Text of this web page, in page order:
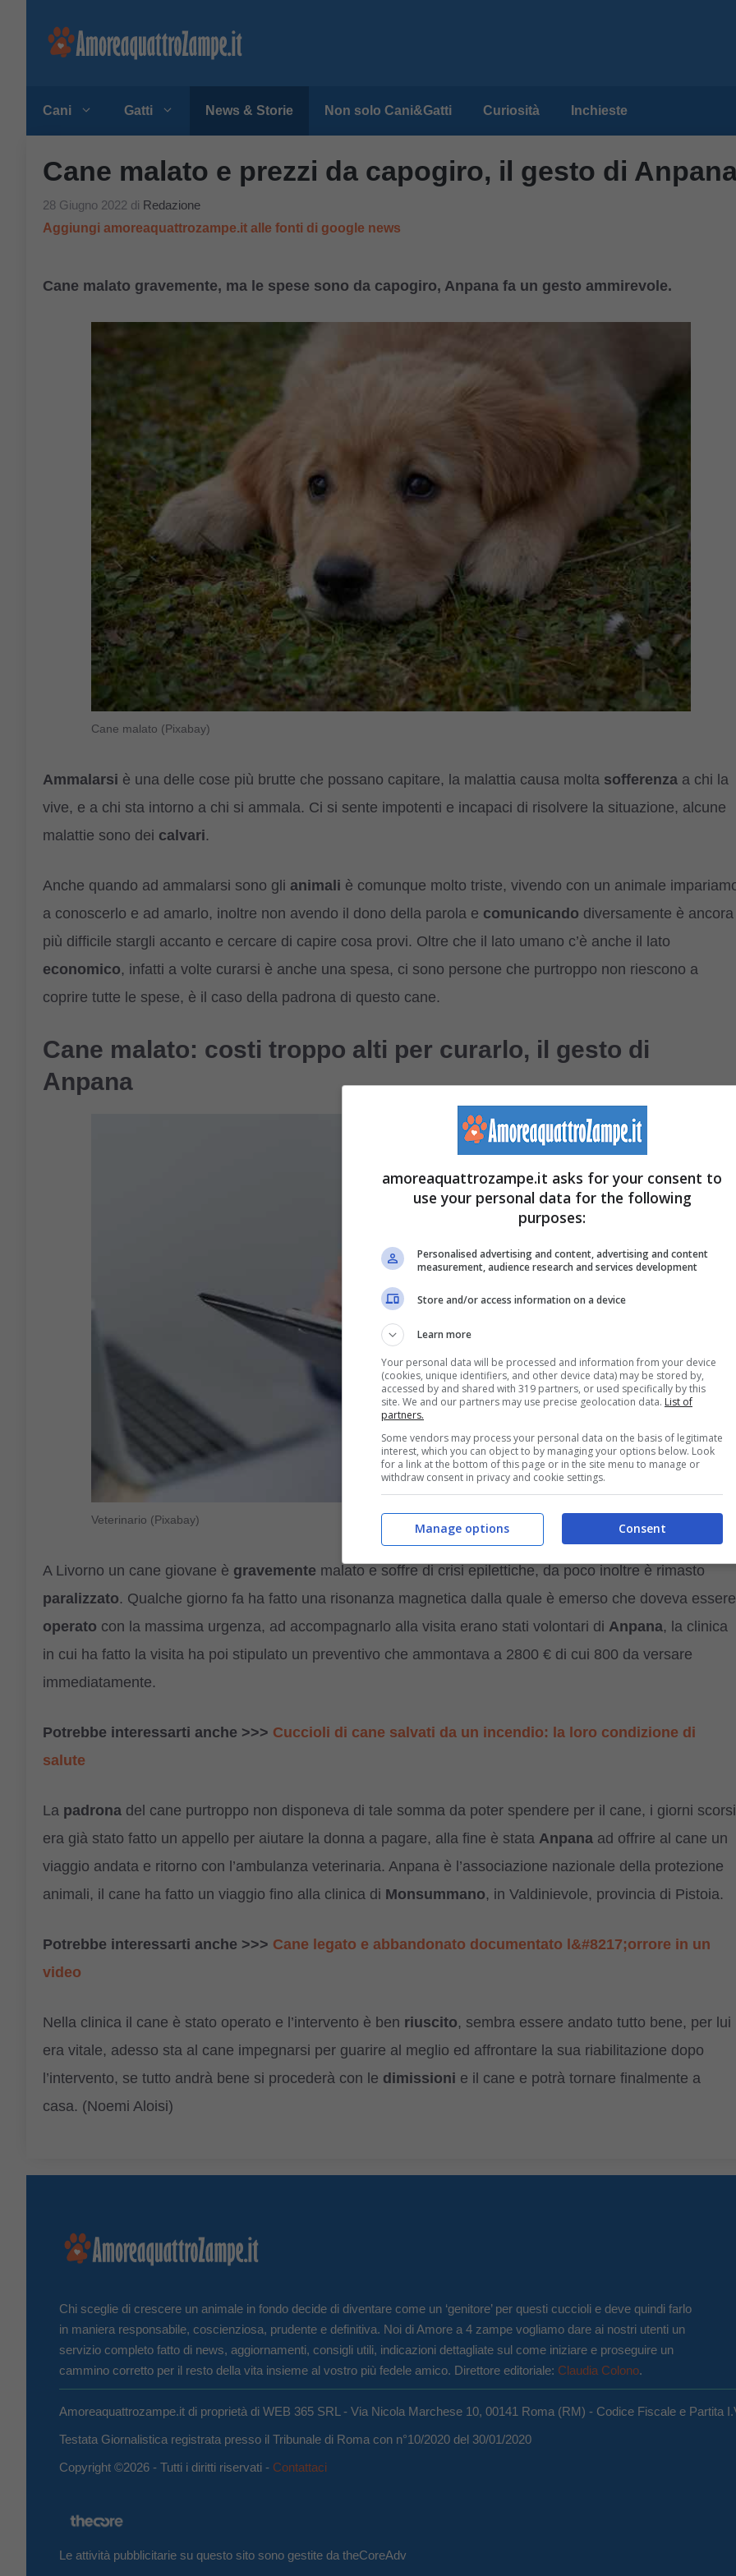
Cani Gatti News & Storie Non solo Cani&Gatti Curiosità Inchieste
Cane malato e prezzi da capogiro, il gesto di
28 Giugno 2022 di Redazione
Aggiungi amoreaquattrozampe.it alle fonti di google news
Cane malato gravemente, ma le spese sono da capogiro, Anpana fa un gesto ammirevole.
Cane malato (Pixabay)
Ammalarsi è una delle cose più brutte che possano capitare, la malattia causa molta sofferenza a chi la
vive, e a chi sta intorno a chi si ammala. Ci si sente impotenti e incapaci di risolvere la situazione, alcune
malattie sono dei calvari.
Anche quando ad ammalarsi sono gli animali è comunque molto triste, vivendo con un animale
a conoscerlo e ad amarlo, inoltre non avendo il dono della parola e comunicando diversamente è ancora
più difficile stargli accanto e cercare di capire cosa provi. Oltre che il lato umano c’è anche il lato
economico, infatti a volte curarsi è anche una spesa, ci sono persone che purtroppo non riescono a
coprire tutte le spese, è il caso della padrona di questo cane.
Cane malato: costi troppo alti per curarlo, il gesto di
Anpana
Veterinario (Pixabay)
A Livorno un cane giovane è gravemente malato e soffre di crisi epilettiche, da poco inoltre è rimasto
paralizzato. Qualche giorno fa ha fatto una risonanza magnetica dalla quale è emerso che doveva essere
operato con la massima urgenza, ad accompagnarlo alla visita erano stati volontari di Anpana, la clinica
in cui ha fatto la visita ha poi stipulato un preventivo che ammontava a 2800 € di cui 800 da versare
immediatamente.
Potrebbe interessarti anche >>> Cuccioli di cane salvati da un incendio: la loro condizione di
salute
La padrona del cane purtroppo non disponeva di tale somma da poter spendere per il cane, i giorni scorsi
era già stato fatto un appello per aiutare la donna a pagare, alla fine è stata Anpana ad offrire al cane un
viaggio andata e ritorno con l’ambulanza veterinaria. Anpana è l’associazione nazionale della protezione
animali, il cane ha fatto un viaggio fino alla clinica di Monsummano, in Valdinievole, provincia di Pistoia.
Potrebbe interessarti anche >>> Cane legato e abbandonato documentato l&#8217;orrore in un
video
Nella clinica il cane è stato operato e l’intervento è ben riuscito, sembra essere andato tutto bene, per lui
era vitale, adesso sta al cane impegnarsi per guarire al meglio ed affrontare la sua riabilitazione dopo
l’intervento, se tutto andrà bene si procederà con le dimissioni e il cane e potrà tornare finalmente a
casa. (Noemi Aloisi)
Chi sceglie di crescere un animale in fondo decide di diventare come un ‘genitore’ per questi cuccioli e deve quindi farlo
in maniera responsabile, coscienziosa, prudente e definitiva. Noi di Amore a 4 zampe vogliamo dare ai nostri utenti un
servizio completo fatto di news, aggiornamenti, consigli utili, indicazioni dettagliate sul come iniziare e proseguire un
cammino corretto per il resto della vita insieme al vostro più fedele amico. Direttore editoriale: Claudia Colono.
Amoreaquattrozampe.it di proprietà di WEB 365 SRL - Via Nicola Marchese 10, 00141 Roma (RM) - Codice Fiscale e Partita
Testata Giornalistica registrata presso il Tribunale di Roma con n°10/2020 del 30/01/2020
Copyright ©2026 - Tutti i diritti riservati - Contattaci
Le attività pubblicitarie su questo sito sono gestite da theCoreAdv
amoreaquattrozampe.it asks for your consent to
use your personal data for the following
purposes:
Personalised advertising and content, advertising and content
measurement, audience research and services development
Store and/or access information on a device
Learn more
Your personal data will be processed and information from your device
(cookies, unique identifiers, and other device data) may be stored by,
accessed by and shared with 319 partners, or used specifically by this
site. We and our partners may use precise geolocation data. List of
partners.
Some vendors may process your personal data on the basis of legitimate
interest, which you can object to by managing your options below. Look
for a link at the bottom of this page or in the site menu to manage or
withdraw consent in privacy and cookie settings.
Consent
Manage options